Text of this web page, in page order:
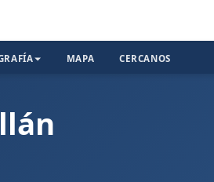
MAPA CERCANOS